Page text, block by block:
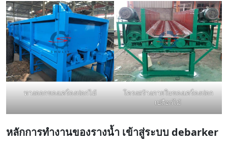
ทางออกของเครื่องปอกไม้
โครงสร้างภายในของเครื่องปอก
เปลือกไม้
หลักการทำงานของรางน้ำ เข้าสู่ระบบ debarker